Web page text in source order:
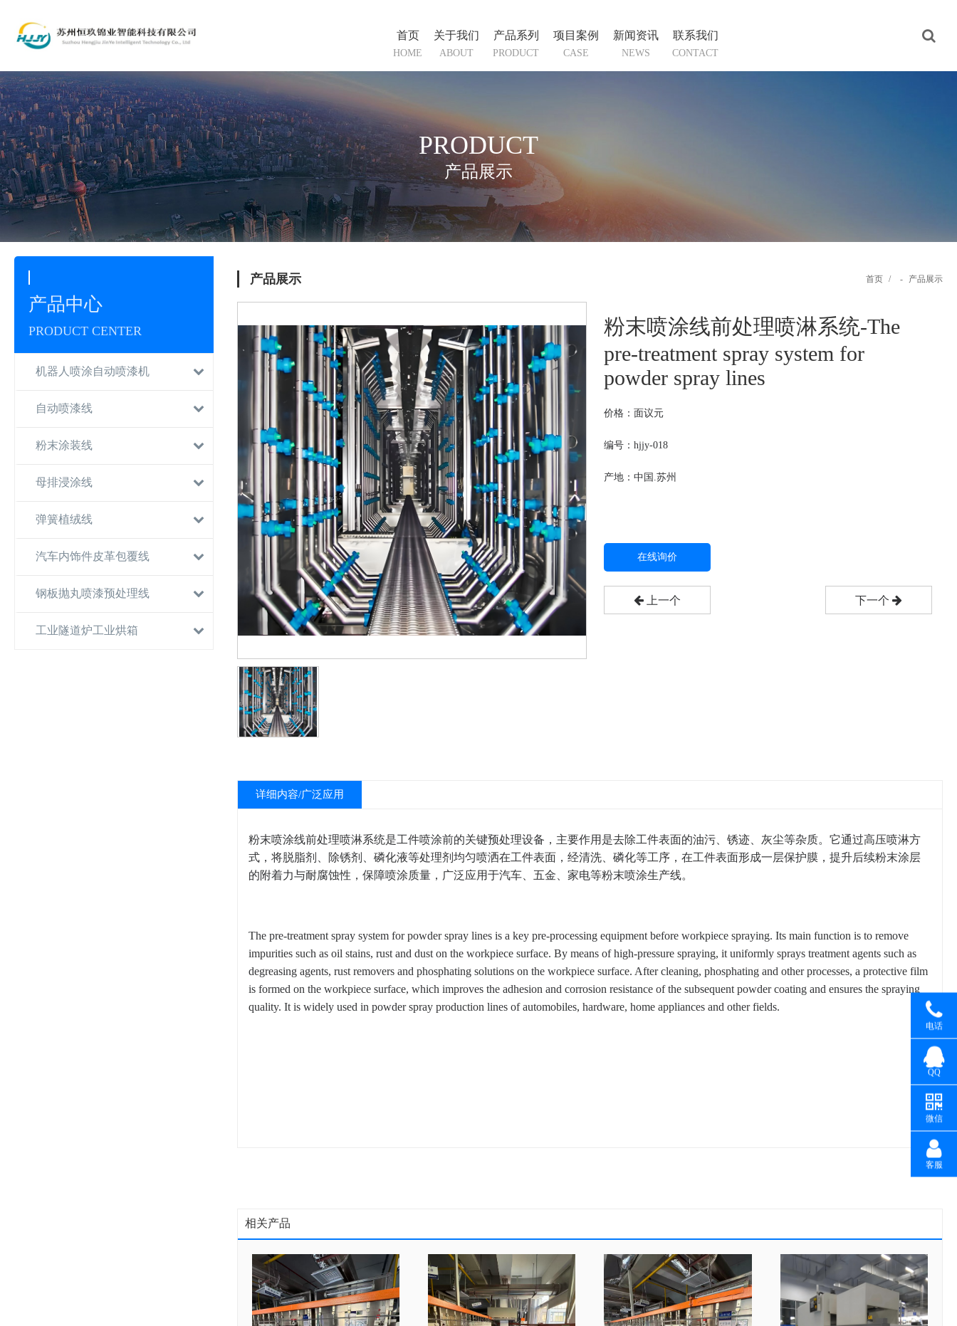
首页
HOME
关于我们
ABOUT
产品系列
PRODUCT
项目案例
CASE
新闻资讯
NEWS
联系我们
CONTACT
PRODUCT
产品展示
产品中心
PRODUCT CENTER
机器人喷涂自动喷漆机
自动喷漆线
粉末涂装线
母排浸涂线
弹簧植绒线
汽车内饰件皮革包覆线
钢板抛丸喷漆预处理线
工业隧道炉工业烘箱
产品展示 首页 / - 产品展示
粉末喷涂线前处理喷淋系统-The
pre-treatment spray system for
powder spray lines
价格： 面议元
编号：hjjy-018
产地：中国.苏州
在线询价
上一个 下一个
详细内容/广泛应用
粉末喷涂线前处理喷淋系统是工件喷涂前的关键预处理设备，主要作用是去除工件表面的油污、锈迹、灰尘等杂质。它通过高压喷淋方
式，将脱脂剂、除锈剂、磷化液等处理剂均匀喷洒在工件表面，经清洗、磷化等工序，在工件表面形成一层保护膜，提升后续粉末涂层
的附着力与耐腐蚀性，保障喷涂质量，广泛应用于汽车、五金、家电等粉末喷涂生产线。
The pre-treatment spray system for powder spray lines is a key pre-processing equipment before workpiece spraying. Its main function is to remove
impurities such as oil stains, rust and dust on the workpiece surface. By means of high-pressure spraying, it uniformly sprays treatment agents such as
degreasing agents, rust removers and phosphating solutions on the workpiece surface. After cleaning, phosphating and other processes, a protective film
is formed on the workpiece surface, which improves the adhesion and corrosion resistance of the subsequent powder coating and ensures the spraying
quality. It is widely used in powder spray production lines of automobiles, hardware, home appliances and other fields.
相关产品
电话
QQ
微信
客服